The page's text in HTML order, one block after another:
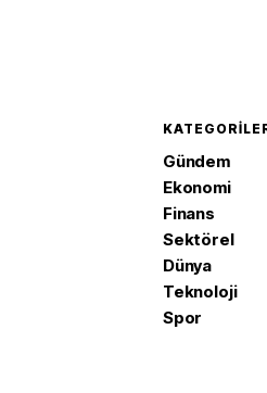
Gündem
Ekonomi
Finans
Sektörel
Dünya
Teknoloji
Spor